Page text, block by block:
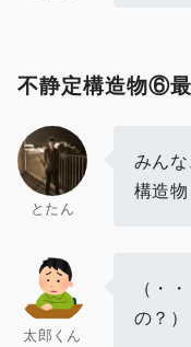
不静定構造物⑥
とたん
みんな
構造物
太郎くん
（・
の？）